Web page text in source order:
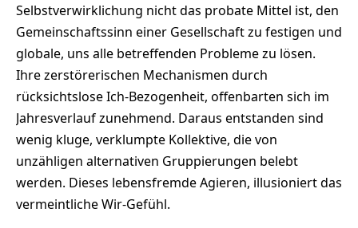
Selbstverwirklichung nicht das probate Mittel ist, den
Gemeinschaftssinn einer Gesellschaft zu festigen und
globale, uns alle betreffenden Probleme zu lösen.
Ihre zerstörerischen Mechanismen durch
rücksichtslose Ich-Bezogenheit, offenbarten sich im
Jahresverlauf zunehmend. Daraus entstanden sind
wenig kluge, verklumpte Kollektive, die von
unzähligen alternativen Gruppierungen belebt
werden. Dieses lebensfremde Agieren, illusioniert das
vermeintliche Wir-Gefühl.